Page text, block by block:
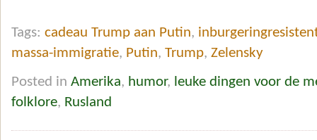
Tags: cadeau Trump aan Putin,
massa-immigratie, Putin, Trump, Zelensky
Posted in Amerika, humor, leuke dingen voor de
folklore, Rusland